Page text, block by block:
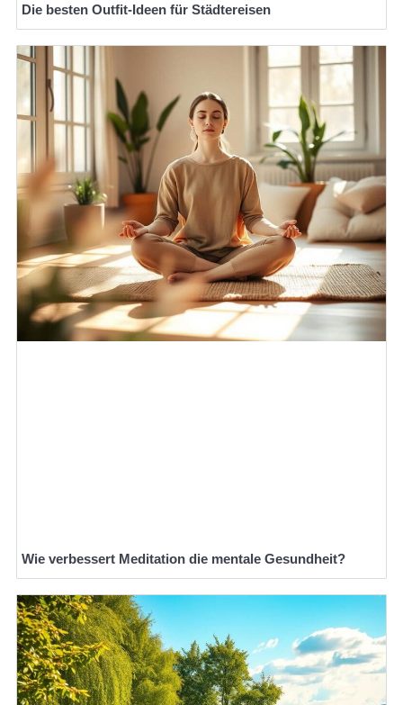
Die besten Outfit-Ideen für Städtereisen
Wie verbessert Meditation die mentale Gesundheit?